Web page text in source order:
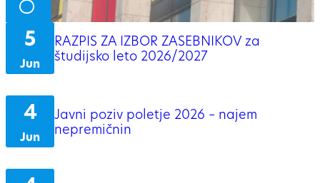
5
Jun
RAZPIS ZA IZBOR ZASEBNIKOV za
študijsko leto 2026/2027
4
Jun
Javni poziv poletje 2026 – najem
nepremičnin